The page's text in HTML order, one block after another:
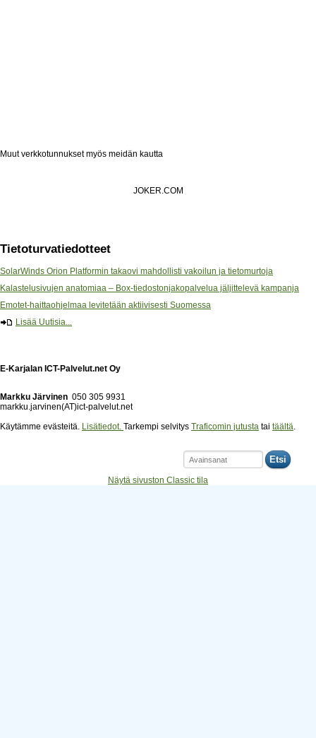
Muut verkkotunnukset myös meidän kautta
JOKER.COM
Tietoturvatiedotteet
SolarWinds Orion Platformin takaovi mahdollisti vakoilun ja tietomurtoja
Kalastelusivujen anatomiaa – Box-tiedostonjakopalvelua jäljittelevä kampanja
Emotet-haittaohjelmaa levitetään aktiivisesti Suomessa
Lisää Uutisia...
E-Karjalan ICT-Palvelut.net Oy
Markku Järvinen 050 305 9931
markku.jarvinen(AT)ict-palvelut.net
Käytämme evästeitä. Lisätiedot. Tarkempi selvitys Traficomin jutusta tai täältä
Etsi
Näytä sivuston Classic tila